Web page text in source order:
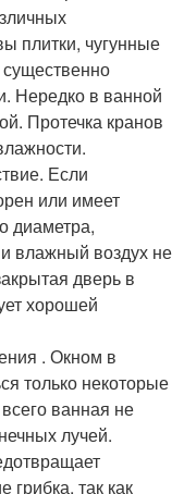
плитки, чугунные
существенно
Нередко в ванной
Протечка кранов
Если
или имеет
диаметра,
влажный воздух не
дверь в
хорошей
. Окном в
только некоторые
ванная не
лучей.
грибка, так как